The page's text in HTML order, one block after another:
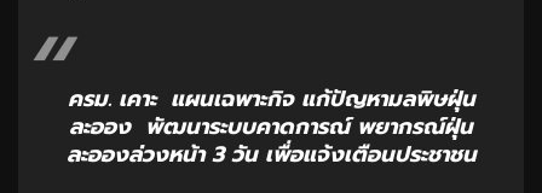
ครม. เคาะ แผนเฉพาะกิจ แก้ปัญหามลพิษฝุ่น
ละออง พัฒนาระบบคาดการณ์ พยากรณ์ฝุ่น
ละอองล่วงหน้า 3 วัน เพื่อแจ้งเตือนประชาชน